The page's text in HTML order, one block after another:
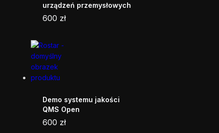
urządzeń przemysłowych
600 zł
Demo systemu jakości
QMS Open
600 zł